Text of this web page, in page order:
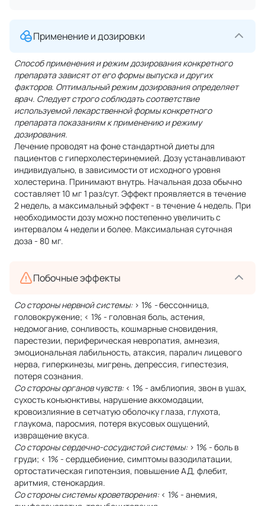
Применение и дозировки
Способ применения и режим дозирования конкретного
препарата зависят от его формы выпуска и других
факторов. Оптимальный режим дозирования определяет
врач. Следует строго соблюдать соответствие
используемой лекарственной формы конкретного
препарата показаниям к применению и режиму
дозирования.
Лечение проводят на фоне стандартной диеты для
пациентов с гиперхолестеринемией. Дозу устанавливают
индивидуально, в зависимости от исходного уровня
холестерина. Принимают внутрь. Начальная доза обычно
составляет 10 мг 1 раз/сут. Эффект проявляется в течение
2 недель, а максимальный эффект - в течение 4 недель. При
необходимости дозу можно постепенно увеличить с
интервалом 4 недели и более. Максимальная суточная
доза - 80 мг.
Побочные эффекты
Со стороны нервной системы:> 1% -бессонница,
головокружение; < 1% - головная боль, астения,
недомогание, сонливость, кошмарные сновидения,
парестезии, периферическая невропатия, амнезия,
эмоциональная лабильность, атаксия, паралич лицевого
нерва, гиперкинезы, мигрень, депрессия, гипестезия,
потеря сознания.
Со стороны органов чувств: < 1% - амблиопия, звон в ушах,
сухость конъюнктивы, нарушение аккомодации,
кровоизлияние в сетчатую оболочку глаза, глухота,
глаукома, паросмия, потеря вкусовых ощущений,
извращение вкуса.
Со стороны сердечно-сосудистой системы: > 1% - боль в
груди; < 1% - сердцебиение, симптомы вазодилатации,
ортостатическая гипотензия, повышение АД, флебит,
аритмия, стенокардия.
Со стороны системы кроветворения: < 1% - анемия,